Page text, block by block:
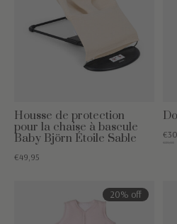
Housse de protection
pour la chaise à bascule
Baby Björn Étoile Sable
€49,95
€39,95
20% off